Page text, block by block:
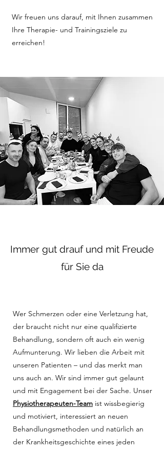
Wir freuen uns darauf, mit Ihnen zusammen
Ihre Therapie- und Trainingsziele zu
erreichen!
Immer gut drauf und mit Freude
für Sie da
Wer Schmerzen oder eine Verletzung hat,
der braucht nicht nur eine qualifizierte
Behandlung, sondern oft auch ein wenig
Aufmunterung. Wir lieben die Arbeit mit
unseren Patienten – und das merkt man
uns auch an. Wir sind immer gut gelaunt
und mit Engagement bei der Sache. Unser
Physiotherapeuten-Team ist wissbegierig
und motiviert, interessiert an neuen
Behandlungsmethoden und natürlich an
der Krankheitsgeschichte eines jeden